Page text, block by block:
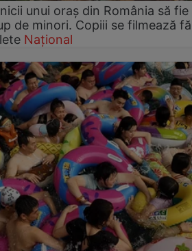
unui oraș din România să fie
de minori. Copiii se filmează
Național